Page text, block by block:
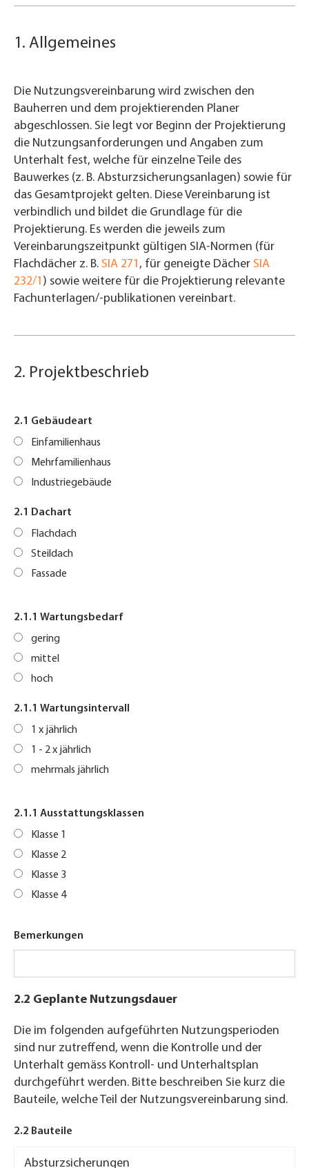
1. Allgemeines
Die Nutzungsvereinbarung wird zwischen den
Bauherren und dem projektierenden Planer
abgeschlossen. Sie legt vor Beginn der Projektierung
die Nutzungsanforderungen und Angaben zum
Unterhalt fest, welche für einzelne Teile des
Bauwerkes (z. B. Absturzsicherungsanlagen) sowie für
das Gesamtprojekt gelten. Diese Vereinbarung ist
verbindlich und bildet die Grundlage für die
Projektierung. Es werden die jeweils zum
Vereinbarungszeitpunkt gültigen SIA-Normen (für
Flachdächer z. B. SIA 271, für geneigte Dächer SIA
232/1 ) sowie weitere für die Projektierung relevante
Fachunterlagen/-publikationen vereinbart.
2. Projektbeschrieb
2.1 Gebäudeart
Einfamilienhaus
Mehrfamilienhaus
Industriegebäude
2.1 Dachart
Flachdach
Steildach
Fassade
2.1.1 Wartungsbedarf
gering
mittel
hoch
2.1.1 Wartungsintervall
1 x jährlich
1 - 2 x jährlich
mehrmals jährlich
2.1.1 Ausstattungsklassen
Klasse 1
Klasse 2
Klasse 3
Klasse 4
Bemerkungen
2.2 Geplante Nutzungsdauer
Die im folgenden aufgeführten Nutzungsperioden
sind nur zutreffend, wenn die Kontrolle und der
Unterhalt gemäss Kontroll- und Unterhaltsplan
durchgeführt werden. Bitte beschreiben Sie kurz die
Bauteile, welche Teil der Nutzungsvereinbarung sind.
2.2 Bauteile